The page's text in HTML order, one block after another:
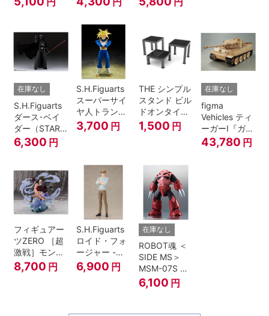
A.N.I.M.E.
マジシャン・
在庫なし
S.H.Figuarts
ダース･ベイ
ダー（STAR
WARS: Return
of the Jedi）
6,300 円
S.H.Figuarts
スーパーサイ
ヤ人トランク
ス-その身に秘
めしスーパー
Z』
3,700 円
THE シンプル
スタンド ビル
ドオンタイプ
(ブラック)
1,500 円
在庫なし
figma
Vehicles ティ
ーガーI『ガー
ルズ&パンツ
ァー』
43,780 円
フィギュアー
ツZERO ［超
激戦］モンキ
ー・D・ルフ
ィ -ギア4 三
8,700 円
S.H.Figuarts
ロイド・フォ
ージャー -フ
ォージャー家
のちち-
『SPY×FAMILY』
6,900 円
在庫なし
ROBOT魂 ＜
SIDE MS＞
MSM-07S シ
ャア専用ズゴ
ック ver.
6,100 円